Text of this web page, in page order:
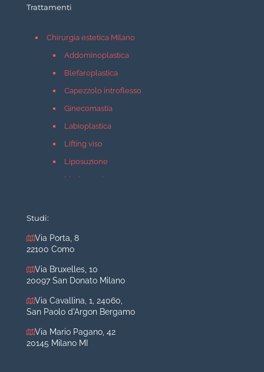
Trattamenti
Chirurgia estetica Milano
Addominoplastica
Blefaroplastica
Capezzolo introflesso
Ginecomastia
Labioplastica
Lifting viso
Liposuzione
Mastopessi
Rinoplastica
Medicina estetica Milano
Acido ialuronico viso
Aumento labbra
Filler
Studi:
Via Porta, 8
22100 Como
Via Bruxelles, 10
20097 San Donato Milano
Via Cavallina, 1, 24060,
San Paolo d'Argon Bergamo
Via Mario Pagano, 42
20145 Milano MI